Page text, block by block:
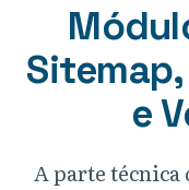
e
A parte